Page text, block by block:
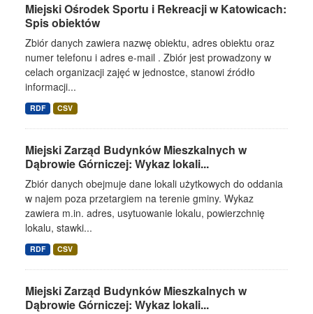
Miejski Ośrodek Sportu i Rekreacji w Katowicach:
Spis obiektów
Zbiór danych zawiera nazwę obiektu, adres obiektu oraz
numer telefonu i adres e-mail . Zbiór jest prowadzony w
celach organizacji zajęć w jednostce, stanowi źródło
informacji...
RDF CSV
Miejski Zarząd Budynków Mieszkalnych w
Dąbrowie Górniczej: Wykaz lokali...
Zbiór danych obejmuje dane lokali użytkowych do oddania
w najem poza przetargiem na terenie gminy. Wykaz
zawiera m.in. adres, usytuowanie lokalu, powierzchnię
lokalu, stawki...
RDF CSV
Miejski Zarząd Budynków Mieszkalnych w
Dąbrowie Górniczej: Wykaz lokali...